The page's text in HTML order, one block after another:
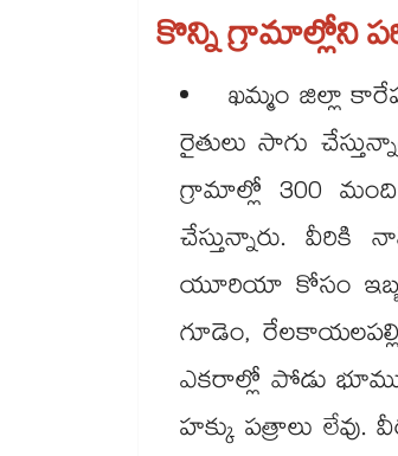
కొన్ని గ్రామాల్లోని
ఖమ్మం జిల్లా
రైతులు సాగు
గ్రామాల్లో 300
చేస్తున్నారు.
యూరియా కోసం
గూడెం,
ఎకరాల్లో పోడు
హక్కు పత్రాలు